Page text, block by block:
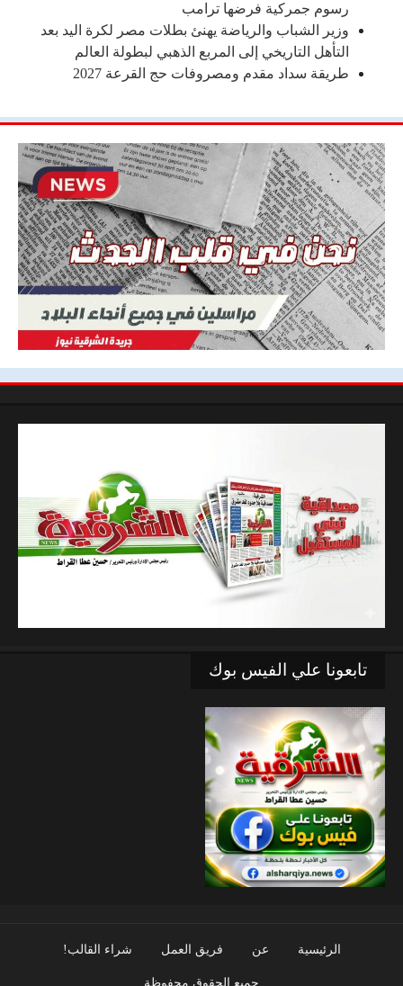
رسوم جمركية فرضها ترامب
وزير الشباب والرياضة يهنئ بطلات مصر لكرة اليد بعد
التأهل التاريخي إلى المربع الذهبي لبطولة العالم
طريقة سداد مقدم ومصروفات حج القرعة 2027
تابعونا علي الفيس بوك
الرئيسية عن فريق العمل شراء القالب!
جميع الحقوق محفوظة